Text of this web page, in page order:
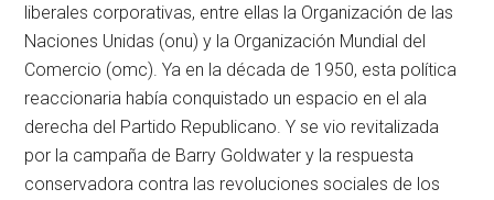
liberales corporativas, entre ellas la Organización de las
Naciones Unidas (onu) y la Organización Mundial del
Comercio (omc). Ya en la década de 1950, esta política
reaccionaria había conquistado un espacio en el ala
derecha del Partido Republicano. Y se vio revitalizada
por la campaña de Barry Goldwater y la respuesta
conservadora contra las revoluciones sociales de los